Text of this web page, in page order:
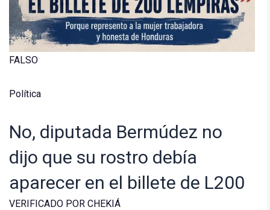
FALSO
Política
No, diputada Bermúdez no
dijo que su rostro debía
aparecer en el billete de L200
VERIFICADO POR CHEKIÁ